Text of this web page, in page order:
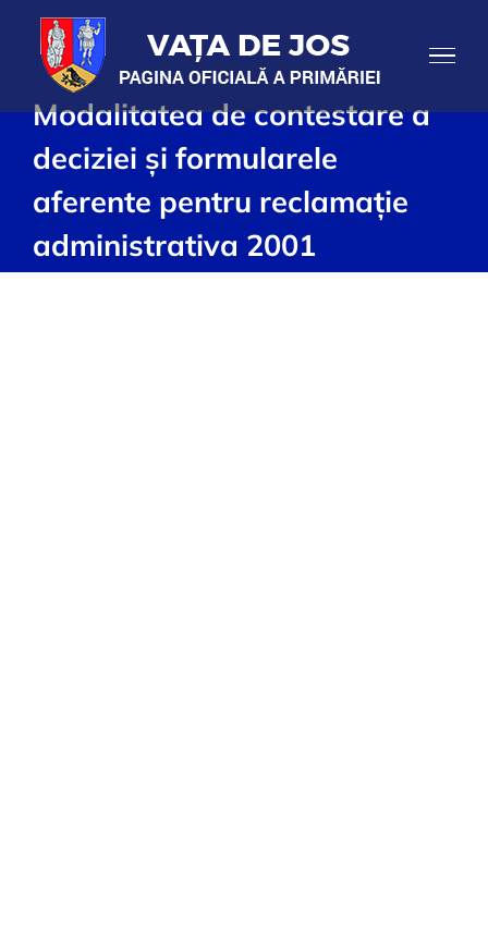
content
Modalitatea de contestare a
deciziei și formularele
aferente pentru reclamație
administrativa 2001